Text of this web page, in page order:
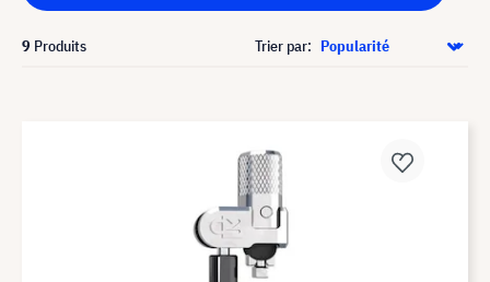
9 Produits Trier par: